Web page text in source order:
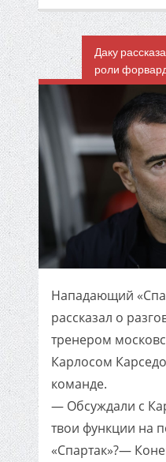
Даку
роли
Нападающий
рассказал о
тренером
Карлосом
команде.
— Обсуждали с
твои функции на
«Спартак»?—